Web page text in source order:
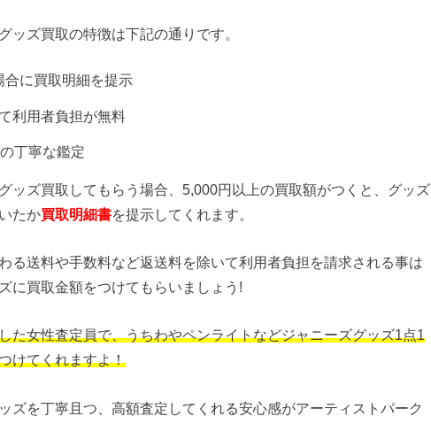
ッズ買取の特徴は下記の通りです。
に買取明細を提示
利用者負担が無料
丁寧な鑑定
ッズ買取してもらう場合、5,000円以上の買取額がつくと、グッズ
たか買取明細書を提示してくれます。
る送料や手数料など返送料を除いて利用者負担を請求される事は
に買取金額をつけてもらいましょう!
た女性査定員で、うちわやペンライトなどジャニーズグッズ1点1
けてくれますよ！
ズを丁寧且つ、高額査定してくれる安心感がアーティストパーク